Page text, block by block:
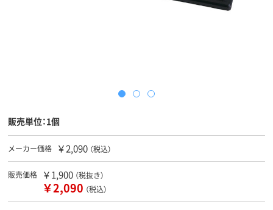
販売単位：1個
メーカー価格 ￥2,090 （税込）
販売価格 ￥1,900 （税抜き）
￥2,090 （税込）